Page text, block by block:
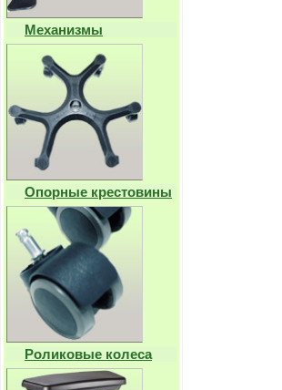
Механизмы
Опорные крестовины
Роликовые колеса